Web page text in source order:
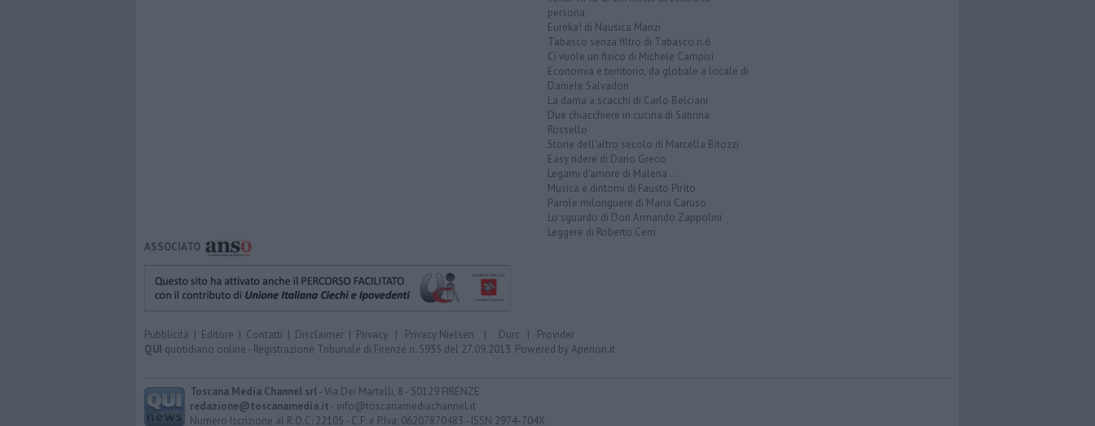
persona
Eureka! di Nausica Manzi
Tabasco senza filtro di Tabasco n.6
Ci vuole un fisico di Michele Campisi
Economia e territorio, da globale a locale di
Daniele Salvadori
La dama a scacchi di Carlo Belciani
Due chiacchiere in cucina di Sabrina
Rossello
Storie dell'altro secolo di Marcella Bitozzi
Easy ridere di Dario Greco
Legami d'amore di Malena ...
Musica e dintorni di Fausto Pirìto
Parole milonguere di Maria Caruso
Lo sguardo di Don Armando Zappolini
Leggere di Roberto Cerri
ASSOCIATO
Pubblicità | Editore | Contatti | Disclaimer | Privacy | Privacy Nielsen | Durc | Provider
QUI quotidiano online - Registrazione Tribunale di Firenze n. 5935 del 27.09.2013. Powered byAperion.it
Toscana Media Channel srl- Via Dei Martelli, 8 - 50129 FIRENZE
redazione@toscanamedia.it - info@toscanamediachannel.it
Numero Iscrizione al R.O.C: 22105 - C.F. e P.Iva: 06207870483 - ISSN 2974-704X